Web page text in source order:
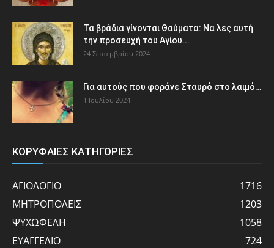
Τα βράδια γίνονται Θαύματα: Να λες αυτή
την προσευχή του Αγίου...
24 Σεπτεμβρίου 2024
Για αυτούς που φοράνε Σταυρό στο λαιμό…
1 Ιουλίου 2024
ΚΟΡΥΦΑΙΕΣ ΚΑΤΗΓΟΡΙΕΣ
ΑΓΙΟΛΟΓΙΟ
1716
ΜΗΤΡΟΠΟΛΕΙΣ
1203
ΨΥΧΩΦΕΛΗ
1058
ΕΥΑΓΓΕΛΙΟ
724